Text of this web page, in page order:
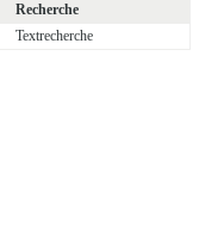
Recherche
Textrecherche